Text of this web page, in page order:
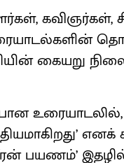
கவிஞர்கள்,
கையறு
பயணம்’